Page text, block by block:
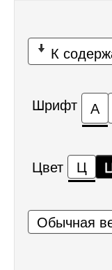
К
Шрифт А
Цвет Ц
Обычная